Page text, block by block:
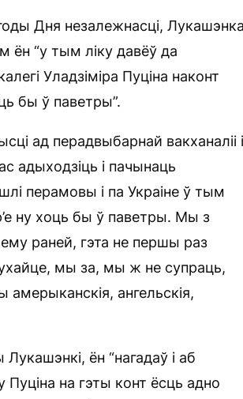
Дня незалежнасці, Лукашэнка
ён “у тым ліку давёў да
Уладзіміра Пуціна наконт
бы ў паветры”.
ад перадвыбарнай вакханаліі і
адыходзіць і пачынаць
перамовы і па Украіне ў тым
ну хоць бы ў паветры. Мы з
раней, гэта не першы раз
мы за, мы ж не супраць,
ангельскія,
ён “нагадаў і аб
Пуціна на гэты конт ёсць адно